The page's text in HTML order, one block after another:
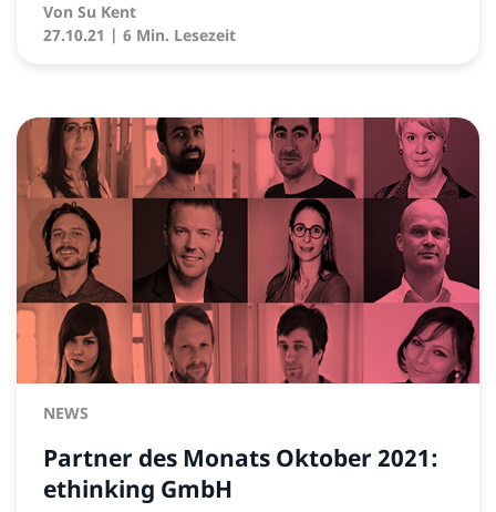
Von Su Kent
27.10.21 | 6 Min. Lesezeit
NEWS
Partner des Monats Oktober 2021:
ethinking GmbH